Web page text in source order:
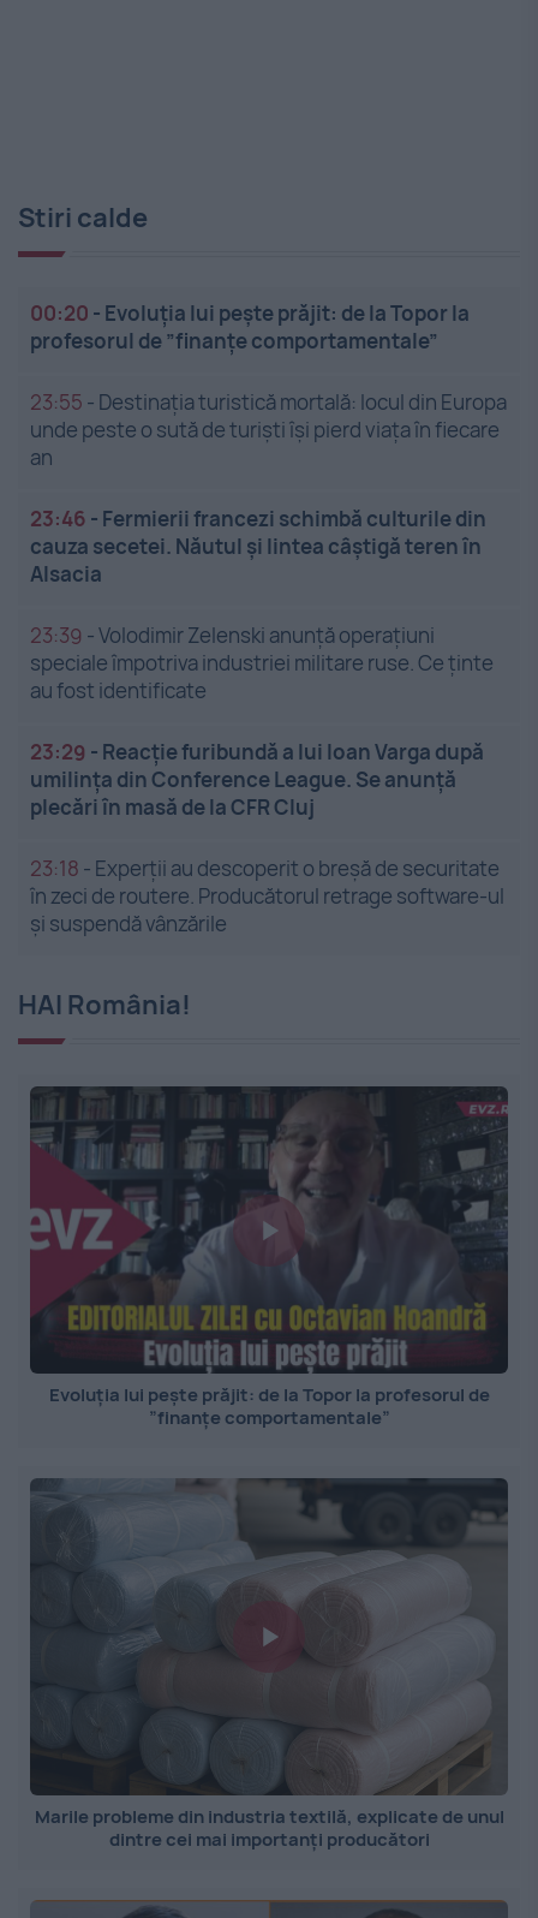
Stiri calde
00:20 - Evoluția lui pește prăjit: de la Topor la
profesorul de ”finanțe comportamentale”
23:55 - Destinația turistică mortală: locul din Europa
unde peste o sută de turiști își pierd viața în fiecare
an
23:46 - Fermierii francezi schimbă culturile din
cauza secetei. Năutul și lintea câștigă teren în
Alsacia
23:39 -Volodimir Zelenski anunță operațiuni
speciale împotriva industriei militare ruse. Ce ținte
au fost identificate
23:29 - Reacție furibundă a lui Ioan Varga după
umilința din Conference League. Se anunță
plecări în masă de la CFR Cluj
23:18 - Experții au descoperit o breșă de securitate
în zeci de routere. Producătorul retrage software-ul
și suspendă vânzările
HAI România!
Evoluția lui pește prăjit: de la Topor la profesorul de
”finanțe comportamentale”
Marile probleme din industria textilă, explicate de unul
dintre cei mai importanți producători